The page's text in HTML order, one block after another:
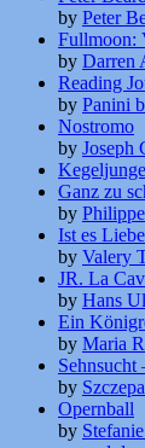
by Peter
Fullmoon:
by Darren
Reading
by Panini
Nostromo
by Joseph
Ganz zu
by
Ist es Liebe
by Valery
JR. La
by Hans
Ein
by Maria
by
Opernball
by